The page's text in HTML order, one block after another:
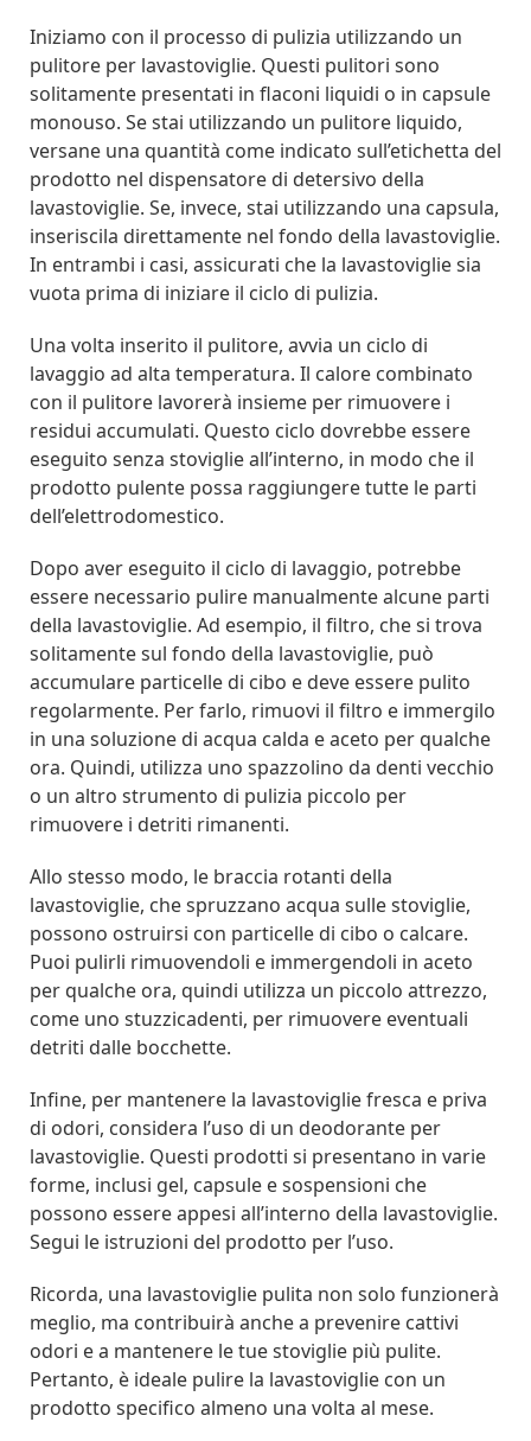
Iniziamo con il processo di pulizia utilizzando un
pulitore per lavastoviglie. Questi pulitori sono
solitamente presentati in flaconi liquidi o in capsule
monouso. Se stai utilizzando un pulitore liquido,
versane una quantità come indicato sull’etichetta del
prodotto nel dispensatore di detersivo della
lavastoviglie. Se, invece, stai utilizzando una capsula,
inseriscila direttamente nel fondo della lavastoviglie.
In entrambi i casi, assicurati che la lavastoviglie sia
vuota prima di iniziare il ciclo di pulizia.
Una volta inserito il pulitore, avvia un ciclo di
lavaggio ad alta temperatura. Il calore combinato
con il pulitore lavorerà insieme per rimuovere i
residui accumulati. Questo ciclo dovrebbe essere
eseguito senza stoviglie all’interno, in modo che il
prodotto pulente possa raggiungere tutte le parti
dell’elettrodomestico.
Dopo aver eseguito il ciclo di lavaggio, potrebbe
essere necessario pulire manualmente alcune parti
della lavastoviglie. Ad esempio, il filtro, che si trova
solitamente sul fondo della lavastoviglie, può
accumulare particelle di cibo e deve essere pulito
regolarmente. Per farlo, rimuovi il filtro e immergilo
in una soluzione di acqua calda e aceto per qualche
ora. Quindi, utilizza uno spazzolino da denti vecchio
o un altro strumento di pulizia piccolo per
rimuovere i detriti rimanenti.
Allo stesso modo, le braccia rotanti della
lavastoviglie, che spruzzano acqua sulle stoviglie,
possono ostruirsi con particelle di cibo o calcare.
Puoi pulirli rimuovendoli e immergendoli in aceto
per qualche ora, quindi utilizza un piccolo attrezzo,
come uno stuzzicadenti, per rimuovere eventuali
detriti dalle bocchette.
Infine, per mantenere la lavastoviglie fresca e priva
di odori, considera l’uso di un deodorante per
lavastoviglie. Questi prodotti si presentano in varie
forme, inclusi gel, capsule e sospensioni che
possono essere appesi all’interno della lavastoviglie.
Segui le istruzioni del prodotto per l’uso.
Ricorda, una lavastoviglie pulita non solo funzionerà
meglio, ma contribuirà anche a prevenire cattivi
odori e a mantenere le tue stoviglie più pulite.
Pertanto, è ideale pulire la lavastoviglie con un
prodotto specifico almeno una volta al mese.